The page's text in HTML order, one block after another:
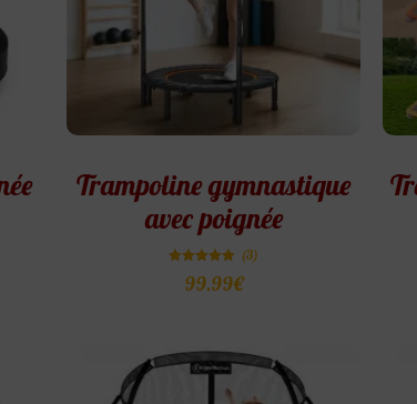
Trampoline gymnastique
avec poignée
5.00
(3)
99.99€